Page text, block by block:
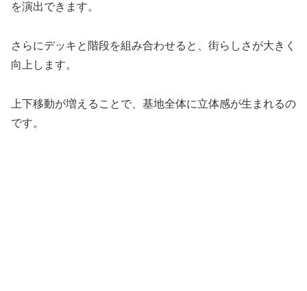
を演出できます。
さらにデッキと階段を組み合わせると、街らしさが大きく
向上します。
上下移動が増えることで、基地全体に立体感が生まれるの
です。